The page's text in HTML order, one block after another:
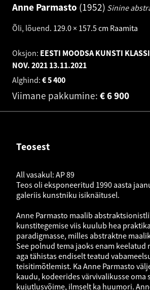
Anne Parmasto 1952 Sinine
Õli, lõuend. 129.0 × 157.5 cm Raamita
Oksjon: EESTI MOODSA KUNSTI
NOV. 2021 13.11.2021
Alghind:
5 400
€
Viimane pakkumine: 6 900
€
Teosest
All vasakul: AP 89
Teos oli eksponeeritud 1990 aasta
galeriis kunstniku isiknäitusel.
Anne Parmasto maalib
kunstitegemise viis kuulub hea
paradigmasse, milles abstraktne
See polnud tema jaoks enam keelatud
aga tähistas endiselt teatud
teisitimõtlemist. Ka Anne Parmasto
kaudu, kodeerides värvivalikusse oma
kujutlusvõime, ilmselt ka huumori.